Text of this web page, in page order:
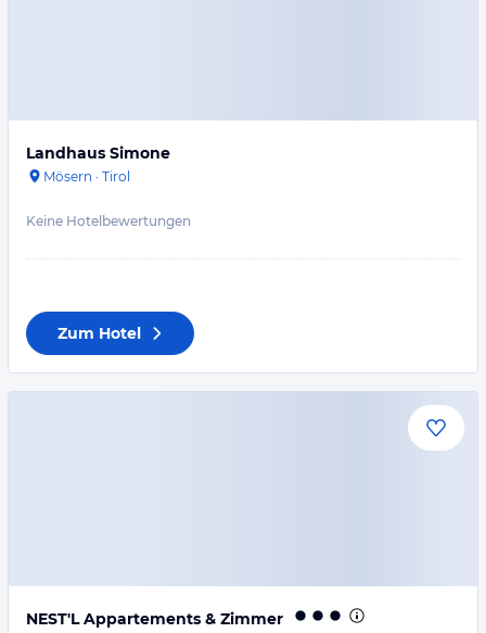
Landhaus Simone
Mösern · Tirol
Keine Hotelbewertungen
Zum Hotel
NEST'L Appartements & Zimmer